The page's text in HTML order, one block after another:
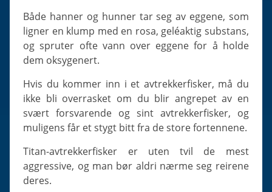
Både hanner og hunner tar seg av eggene, som
ligner en klump med en rosa, geléaktig substans,
og spruter ofte vann over eggene for å holde
dem oksygenert.
Hvis du kommer inn i et avtrekkerfisker, må du
ikke bli overrasket om du blir angrepet av en
svært forsvarende og sint avtrekkerfisker, og
muligens får et stygt bitt fra de store fortennene.
Titan-avtrekkerfisker er uten tvil de mest
aggressive, og man bør aldri nærme seg reirene
deres.